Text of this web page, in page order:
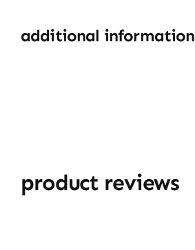
additional information
product reviews